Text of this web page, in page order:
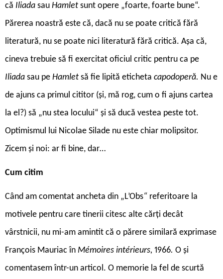
că Iliada sau Hamlet sunt opere „foarte, foarte bune“.
Părerea noastră este că, dacă nu se poate critică fără
literatură, nu se poate nici literatură fără critică. Așa că,
cineva trebuie să fi exercitat oficiul critic pentru ca pe
Iliada sau pe Hamlet să fie lipită eticheta capodoperă. Nu e
de ajuns ca primul cititor (și, mă rog, cum o fi ajuns cartea
la el?) să „nu stea locului“ și să ducă vestea peste tot.
Optimismul lui Nicolae Silade nu este chiar molipsitor.
Zicem și noi: ar fi bine, dar…
Cum citim
Când am comentat ancheta din „L’Obs“ referitoare la
motivele pentru care tinerii citesc alte cărți decât
vârstnicii, nu mi-am amintit că o părere similară exprimase
François Mauriac în Mémoires intérieurs, 1966. O și
comentasem într-un articol. O memorie la fel de scurtă